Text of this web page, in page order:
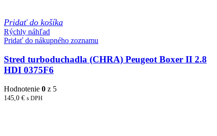
Pridať do košíka
Rýchly náhľad
Pridať do nákupného zoznamu
Stred turboduchadla (CHRA) Peugeot Boxer II 2.8
HDI 0375F6
Hodnotenie 0 z 5
145,0 € s DPH